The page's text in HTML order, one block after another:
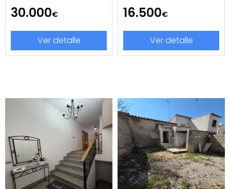
30.000€
Ver detalle
16.500€
Ver detalle